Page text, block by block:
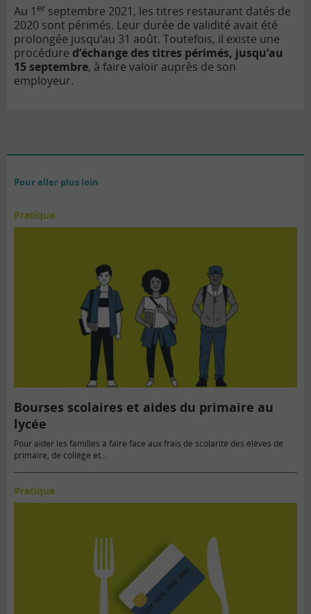
Au 1 er septembre 2021, les titres restaurant datés de
2020 sont périmés. Leur durée de validité avait été
prolongée jusqu’au 31 août. Toutefois, il existe une
procédure d’échange des titres périmés, jusqu’au
15 septembre, à faire valoir auprès de son
employeur.
Pour aller plus loin
Pratique
Bourses scolaires et aides du primaire au
lycée
Pour aider les familles à faire face aux frais de scolarité des élèves de
primaire, de collège et…
Pratique